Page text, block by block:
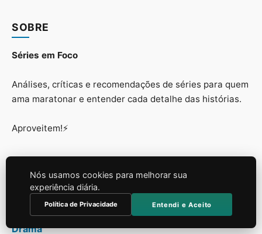
SOBRE
Séries em Foco
Análises, críticas e recomendações de séries para quem
ama maratonar e entender cada detalhe das histórias.
Aproveitem!⚡
LINKS
Noticias
Drama
Nós usamos cookies para melhorar sua
experiência diária.
Política de Privacidade Entendi e Aceito